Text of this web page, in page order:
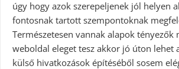
úgy hogy azok szerepeljenek jól helyen
fontosnak tartott szempontoknak
Természetesen vannak alapok tényezők
weboldal eleget tesz akkor jó úton lehet
külső hivatkozások építéséből sosem